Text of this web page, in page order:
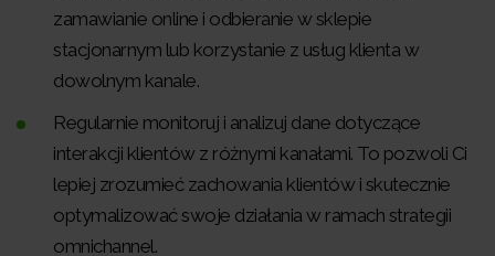
zamawianie online i odbieranie w sklepie
stacjonarnym lub korzystanie z usług klienta w
dowolnym kanale.
Regularnie monitoruj i analizuj dane dotyczące
interakcji klientów z różnymi kanałami. To pozwoli Ci
lepiej zrozumieć zachowania klientów i skutecznie
optymalizować swoje działania w ramach strategii
omnichannel.